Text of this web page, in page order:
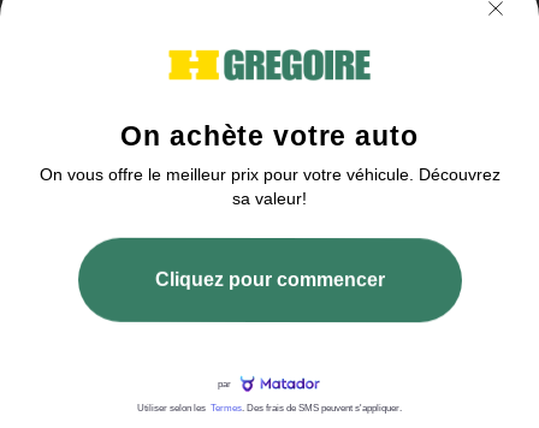
Vous pouvez nous contacter entre 9h et
2003–2026 © HGrégoire, tous droits réservés.